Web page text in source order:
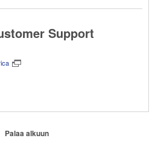
Support
Palaa alkuun